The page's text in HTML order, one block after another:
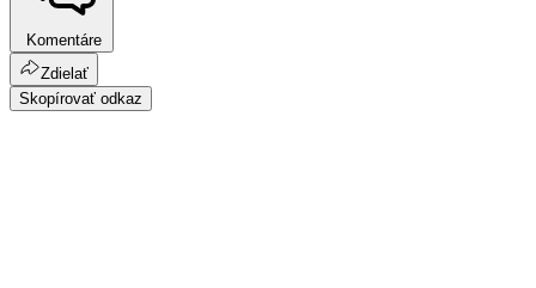
Komentáre
Zdielať
Skopírovať odkaz